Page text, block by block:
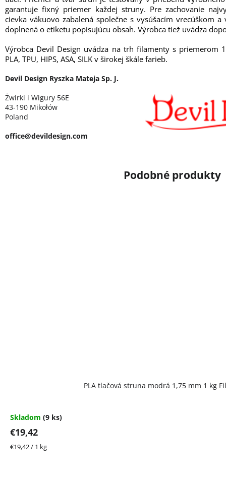
PLA tlačová struna modrá 1,75 mm 1 kg
Skladom (9 ks)
€19,42
Jednotková
€19,42 / 1 kg
garantuje fixný priemer každej struny. Pre zachovanie
cievka vákuovo zabalená společne s vysúšacím vrecúškom
doplnená o etiketu popisujúcu obsah. Výrobca tiež uvádza
Výrobca Devil Design uvádza na trh filamenty s priemerom
PLA, TPU, HIPS, ASA, SILK v širokej škále farieb.
Devil Design Ryszka Mateja Sp. J.
Żwirki i Wigury 56E
43-190 Mikołów
Poland
office@devildesign.com